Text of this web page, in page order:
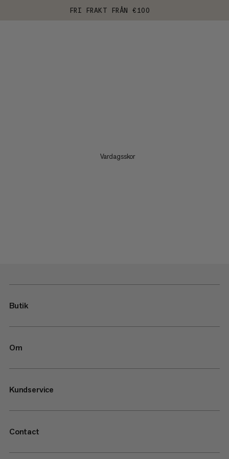
FRI FRAKT FRÅN €100
Vardagsskor
Butik
Om
Kundservice
Contact